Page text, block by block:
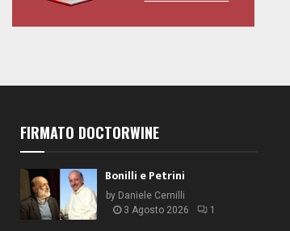
FIRMATO DOCTORWINE
Bonilli e Petrini
by Daniele Cernilli
3 Agosto 2026
1